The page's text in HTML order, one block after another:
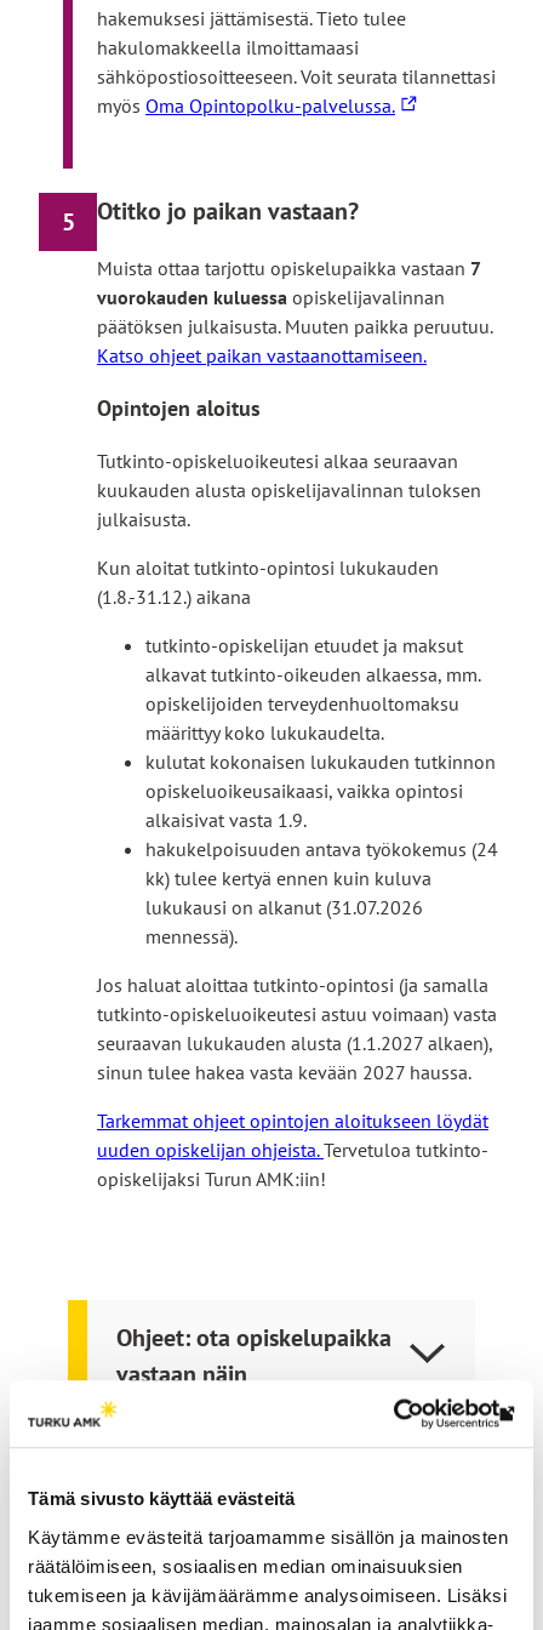
Tämä sivusto käyttää evästeitä
Käytämme evästeitä tarjoamamme sisällön ja mainosten
räätälöimiseen, sosiaalisen median ominaisuuksien
tukemiseen ja kävijämäärämme analysoimiseen. Lisäksi
jaamme sosiaalisen median, mainosalan ja analytiikka-
t
l
l
hakemuksesi jättämisestä. Tieto tulee
hakulomakkeella ilmoittamaasi
sähköpostiosoitteeseen. Voit seurata tilannettasi
myös Oma Opintopolku-palvelussa. L
v
i
e
u
o
i
l
s
i
v
s
t
l
l
e
5 Otitko jo paikan vastaan?
Muista ottaa tarjottu opiskelupaikka vastaan 7
vuorokauden kuluessa opiskelijavalinnan
päätöksen julkaisusta. Muuten paikka peruutuu.
Katso ohjeet paikan vastaanottamiseen.
Opintojen aloitus
Tutkinto-opiskeluoikeutesi alkaa seuraavan
kuukauden alusta opiskelijavalinnan tuloksen
julkaisusta.
Kun aloitat tutkinto-opintosi lukukauden
(1.8.-31.12.) aikana
tutkinto-opiskelijan etuudet ja maksut
alkavat tutkinto-oikeuden alkaessa, mm.
opiskelijoiden terveydenhuoltomaksu
määrittyy koko lukukaudelta.
kulutat kokonaisen lukukauden tutkinnon
opiskeluoikeusaikaasi, vaikka opintosi
alkaisivat vasta 1.9.
hakukelpoisuuden antava työkokemus (24
kk) tulee kertyä ennen kuin kuluva
lukukausi on alkanut (31.07.2026
mennessä).
Jos haluat aloittaa tutkinto-opintosi (ja samalla
tutkinto-opiskeluoikeutesi astuu voimaan) vasta
seuraavan lukukauden alusta (1.1.2027 alkaen),
sinun tulee hakea vasta kevään 2027 haussa.
Tarkemmat ohjeet opintojen aloitukseen löydät
uuden opiskelijan ohjeista.Tervetuloa tutkinto-
opiskelijaksi Turun AMK:iin!
Ohjeet: ota opiskelupaikka
vastaan näin
Haku erikoispolkuopintojen
perusteella
Erikoispolulta tutkinto-